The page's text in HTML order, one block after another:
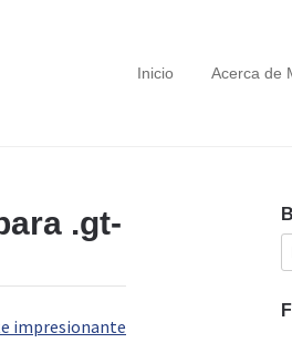
Inicio Acerca de
.gt-
impresionante